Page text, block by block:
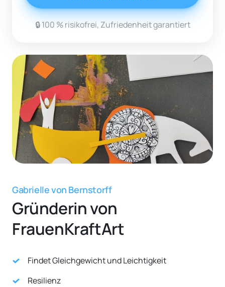
🔒 100 % risikofrei, Zufriedenheit garantiert
Gabrielle von Bernstorff
Gründerin von
FrauenKraftArt
Findet Gleichgewicht und Leichtigkeit
Resilienz